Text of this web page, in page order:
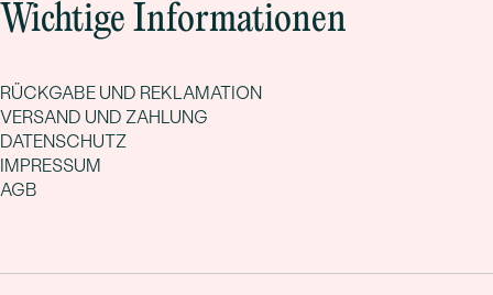
Wichtige Informationen
RÜCKGABE UND REKLAMATION
VERSAND UND ZAHLUNG
DATENSCHUTZ
IMPRESSUM
AGB